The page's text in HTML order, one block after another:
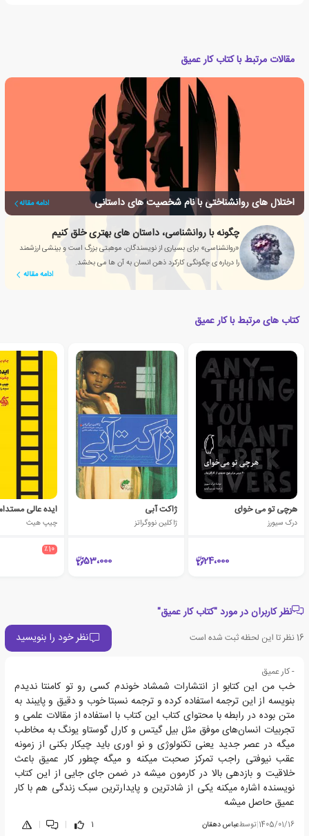
مقالات مرتبط با کتاب کار عمیق
اختلال های روانشناختی با نام شخصیت های داستانی ادامه مقاله
چگونه با روانشناسی، داستان های بهتری خلق کنیم
«روانشناسی» برای بسیاری از نویسندگان، موهبتی بزرگ است و بینشی ارزشمند
را درباره ی چگونگی کارکرد ذهن انسان به آن ها می بخشد.
ادامه مقاله
کتاب های مرتبط با کار عمیق
هرچی تو می خوای
درک سیورز
24،000
ژاکت آبی
ژاکلین نووگراتز
53،000
ایده عالی
چیپ هیث
٪10
نظر کاربران در مورد "کتاب کار عمیق"
16نظر تا این لحظه ثبت شده است نظر خود را بنویسید
- کار عمیق
خب من این کتابو از انتشارات شمشاد خوندم کسی رو تو کامنتا ندیدم
بنویسه از این ترجمه استفاده کرده و ترجمه نسبتا خوب و دقیق و پایبند به
متن بوده در رابطه با محتوای کتاب این کتاب با استفاده از مقالات علمی و
تجربیات انسان‌های موفق مثل بیل گیتس و کارل گوستاو یونگ به مخاطب
میگه در عصر جدید یعنی تکنولوژی و نو اوری باید چیکار بکنی از زمونه
عقب نیوفتی راجب تمرکز صحبت میکنه و میگه چطور کار عمیق باعث
خلاقیت و بازدهی بالا در کارمون میشه در ضمن جای جایی از این کتاب
نویسنده اشاره میکنه یکی از شادترین و پایدارترین سبک زندگی هم با کار
عمیق حاصل میشه
1405/01/16
|توسطعباس دهقان 1
|
|